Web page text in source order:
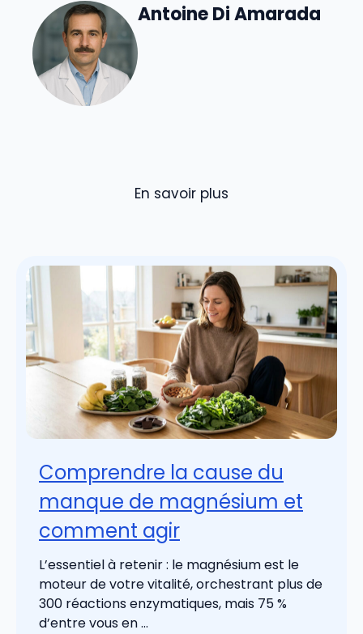
Antoine Di Amarada
En savoir plus
Comprendre la cause du
manque de magnésium et
comment agir
L’essentiel à retenir : le magnésium est le
moteur de votre vitalité, orchestrant plus de
300 réactions enzymatiques, mais 75 %
d’entre vous en ...